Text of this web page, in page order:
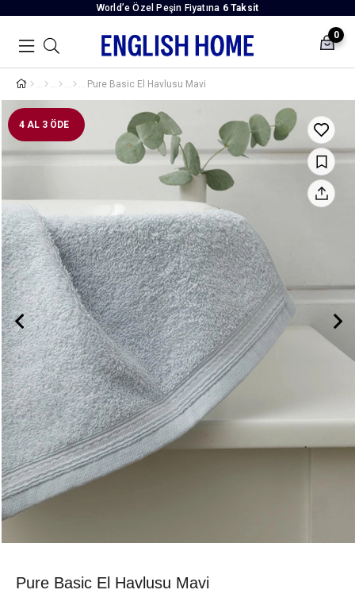
World’e Özel Peşin Fiyatına 6 Taksit
0
Pure Basic El Havlusu Mavi
4 AL 3 ÖDE
Pure Basic El Havlusu Mavi